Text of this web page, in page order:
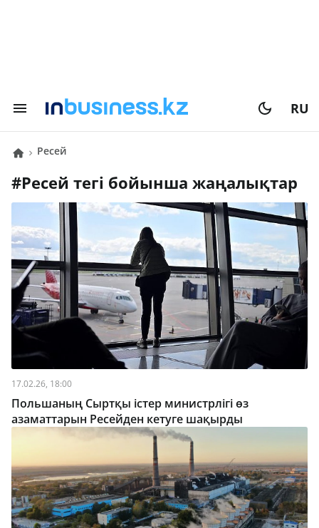
RU
Ресей
# Ресей тегі бойынша жаңалықтар
17.02.26, 18:00
Польшаның Сыртқы істер министрлігі өз
азаматтарын Ресейден кетуге шақырды